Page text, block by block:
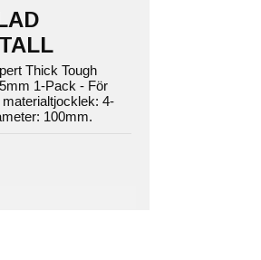
Thick Tough
1-Pack - För
4-
100mm.